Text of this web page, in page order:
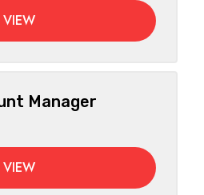
VIEW
Manager
VIEW